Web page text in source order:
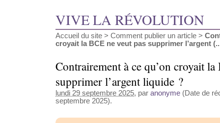
VIVE LA RÉVOLUTION
Accueil du site > Comment publier un article >
croyait la BCE ne veut pas supprimer l’argent
Contrairement à ce qu’on croyait la
supprimer l’argent liquide ?
lundi 29 septembre 2025, par anonyme (Date de
septembre 2025).